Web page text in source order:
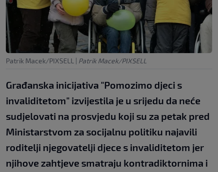
Patrik Macek/PIXSELL | Patrik Macek/PIXSELL
Građanska inicijativa "Pomozimo djeci s
invaliditetom" izvijestila je u srijedu da neće
sudjelovati na prosvjedu koji su za petak pred
Ministarstvom za socijalnu politiku najavili
roditelji njegovatelji djece s invaliditetom jer
njihove zahtjeve smatraju kontradiktornima i